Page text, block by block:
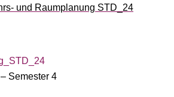
und Raumplanung STD_24
Semester 4